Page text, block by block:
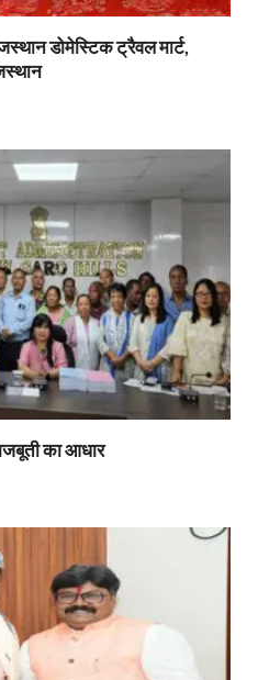
डोमेस्टिक ट्रैवल मार्ट,
का आधार